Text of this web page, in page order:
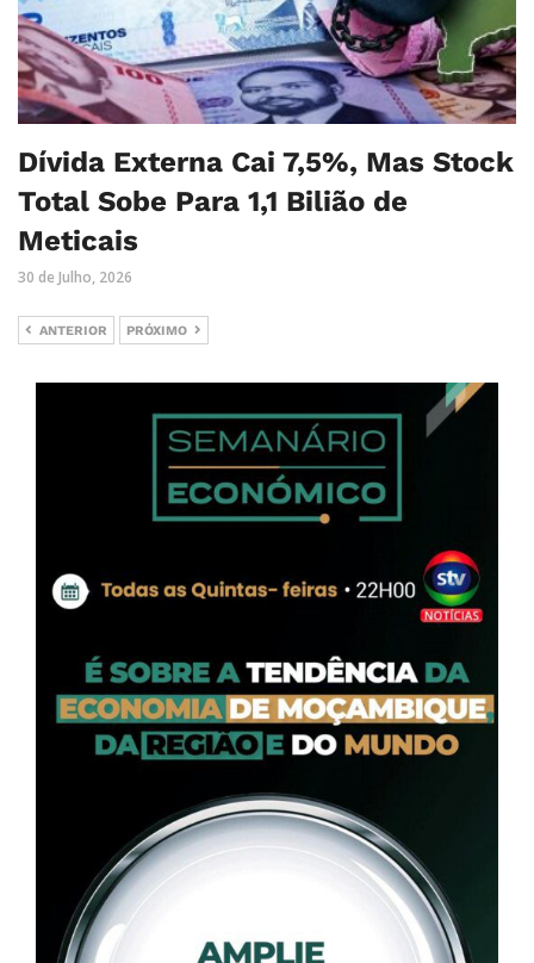
Dívida Externa Cai 7,5%, Mas Stock
Total Sobe Para 1,1 Bilião de
Meticais
30 de Julho, 2026
ANTERIOR PRÓXIMO